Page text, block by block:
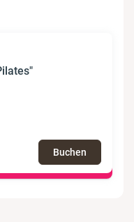
Buchen